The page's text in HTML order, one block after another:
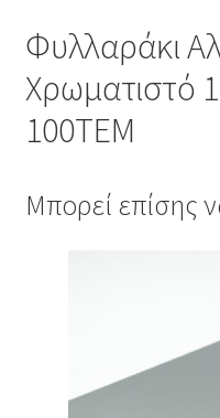
Φυλλαράκι
Χρωματιστό
100ΤΕΜ
Μπορεί επίσης